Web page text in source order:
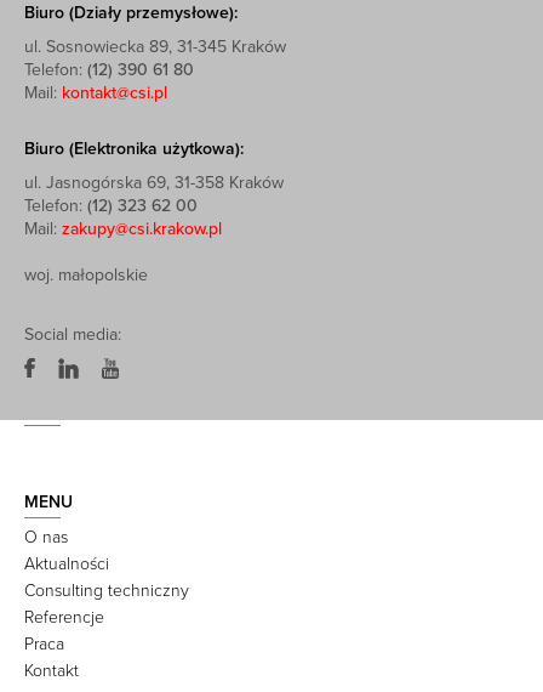
Biuro (Działy przemysłowe):
ul. Sosnowiecka 89, 31-345 Kraków
Telefon: (12) 390 61 80
Mail: kontakt@csi.pl
Biuro (Elektronika użytkowa):
ul. Jasnogórska 69, 31-358 Kraków
Telefon: (12) 323 62 00
Mail: zakupy@csi.krakow.pl
woj. małopolskie
Social media:
MENU
O nas
Aktualności
Consulting techniczny
Referencje
Praca
Kontakt